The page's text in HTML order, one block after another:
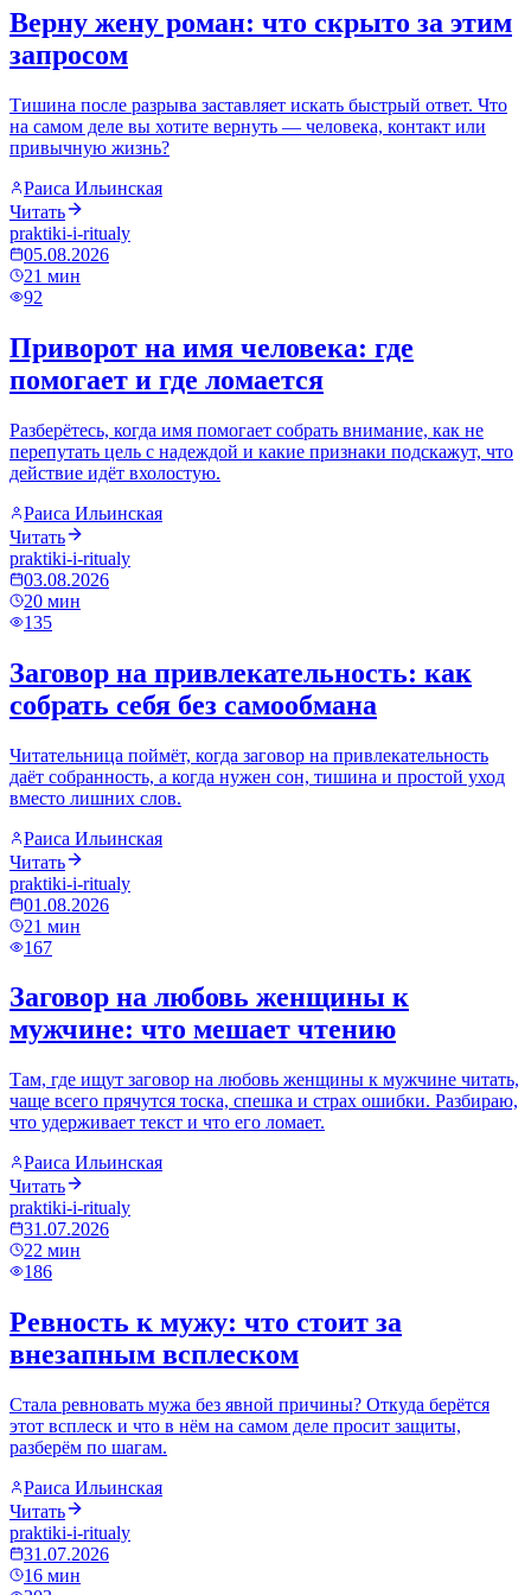
Верну жену роман: что скрыто за этим
запросом
Тишина после разрыва заставляет искать быстрый ответ. Что
на самом деле вы хотите вернуть — человека, контакт или
привычную жизнь?
Раиса Ильинская
Читать
praktiki-i-ritualy
05.08.2026
21 мин
92
Приворот на имя человека: где
помогает и где ломается
Разберётесь, когда имя помогает собрать внимание, как не
перепутать цель с надеждой и какие признаки подскажут, что
действие идёт вхолостую.
Раиса Ильинская
Читать
praktiki-i-ritualy
03.08.2026
20 мин
135
Заговор на привлекательность: как
собрать себя без самообмана
Читательница поймёт, когда заговор на привлекательность
даёт собранность, а когда нужен сон, тишина и простой уход
вместо лишних слов.
Раиса Ильинская
Читать
praktiki-i-ritualy
01.08.2026
21 мин
167
Заговор на любовь женщины к
мужчине: что мешает чтению
Там, где ищут заговор на любовь женщины к мужчине читать,
чаще всего прячутся тоска, спешка и страх ошибки. Разбираю,
что удерживает текст и что его ломает.
Раиса Ильинская
Читать
praktiki-i-ritualy
31.07.2026
22 мин
186
Ревность к мужу: что стоит за
внезапным всплеском
Стала ревновать мужа без явной причины? Откуда берётся
этот всплеск и что в нём на самом деле просит защиты,
разберём по шагам.
Раиса Ильинская
Читать
praktiki-i-ritualy
31.07.2026
16 мин